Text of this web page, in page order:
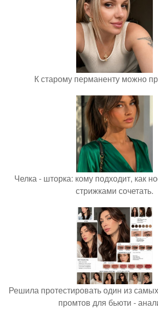
К старому перманенту можно
Челка - шторка: кому подходит, как
стрижками сочетать.
Решила протестировать один из
промтов для бьюти -